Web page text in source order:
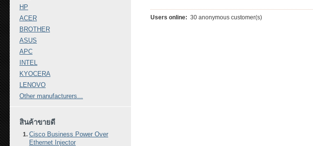
Users online: 30 anonymous customer(s)
HP
ACER
BROTHER
ASUS
APC
INTEL
KYOCERA
LENOVO
Other manufacturers...
สินค้าขายดี
Cisco Business Power Over
Ethernet Injector